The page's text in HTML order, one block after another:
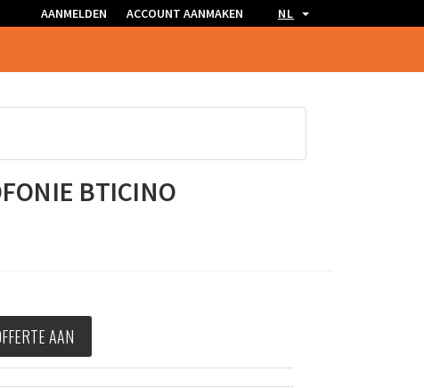
AANMELDEN ACCOUNT AANMAKEN NL
BTICINO
AAN